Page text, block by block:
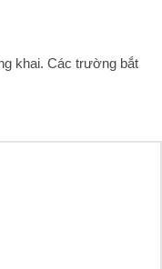
khai. Các trường bắt